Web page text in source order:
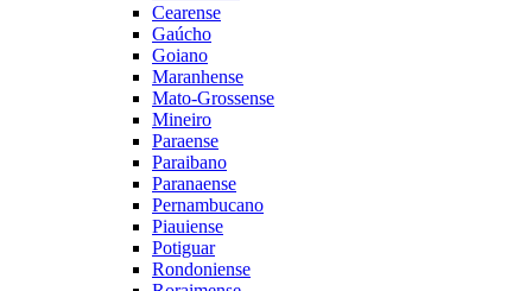
Cearense
Gaúcho
Goiano
Maranhense
Mato-Grossense
Mineiro
Paraense
Paraibano
Paranaense
Pernambucano
Piauiense
Potiguar
Rondoniense